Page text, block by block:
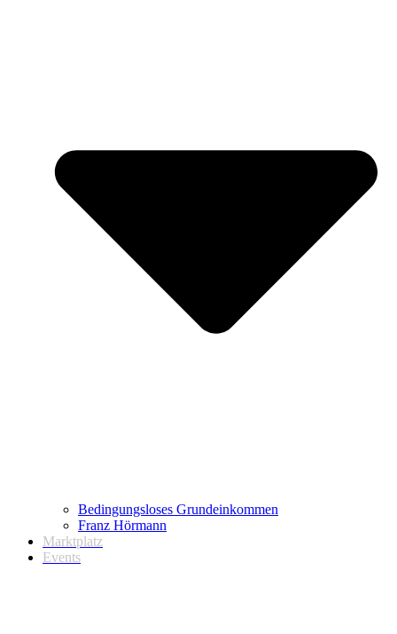
Bedingungsloses Grundeinkommen
Franz Hörmann
Marktplatz
Events